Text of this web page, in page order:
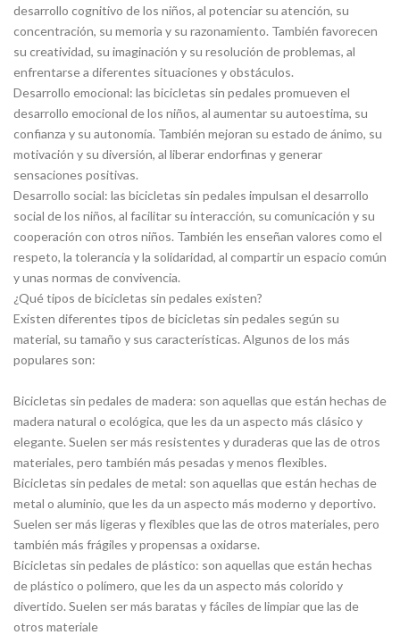
desarrollo cognitivo de los niños, al potenciar su atención, su
concentración, su memoria y su razonamiento. También favorecen
su creatividad, su imaginación y su resolución de problemas, al
enfrentarse a diferentes situaciones y obstáculos.
Desarrollo emocional: las bicicletas sin pedales promueven el
desarrollo emocional de los niños, al aumentar su autoestima, su
confianza y su autonomía. También mejoran su estado de ánimo, su
motivación y su diversión, al liberar endorfinas y generar
sensaciones positivas.
Desarrollo social: las bicicletas sin pedales impulsan el desarrollo
social de los niños, al facilitar su interacción, su comunicación y su
cooperación con otros niños. También les enseñan valores como el
respeto, la tolerancia y la solidaridad, al compartir un espacio común
y unas normas de convivencia.
¿Qué tipos de bicicletas sin pedales existen?
Existen diferentes tipos de bicicletas sin pedales según su
material, su tamaño y sus características. Algunos de los más
populares son:
Bicicletas sin pedales de madera: son aquellas que están hechas de
madera natural o ecológica, que les da un aspecto más clásico y
elegante. Suelen ser más resistentes y duraderas que las de otros
materiales, pero también más pesadas y menos flexibles.
Bicicletas sin pedales de metal: son aquellas que están hechas de
metal o aluminio, que les da un aspecto más moderno y deportivo.
Suelen ser más ligeras y flexibles que las de otros materiales, pero
también más frágiles y propensas a oxidarse.
Bicicletas sin pedales de plástico: son aquellas que están hechas
de plástico o polímero, que les da un aspecto más colorido y
divertido. Suelen ser más baratas y fáciles de limpiar que las de
otros materiale